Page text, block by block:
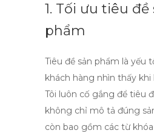
1. Tối ưu tiêu đề
phẩm
Tiêu đề sản phẩm là yếu
khách hàng nhìn thấy
Tôi luôn cố gắng để tiêu
không chỉ mô tả đúng
còn bao gồm các từ